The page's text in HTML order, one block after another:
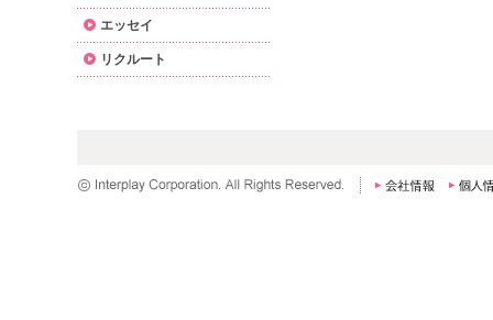
エッセイ
リクルート